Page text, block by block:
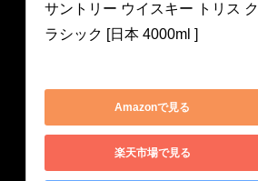
サントリー ウイスキー トリス ク
ラシック [日本 4000ml ]
Amazonで見る
楽天市場で見る